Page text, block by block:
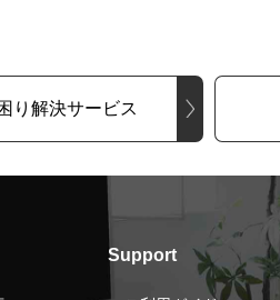
り解決サービス
Support